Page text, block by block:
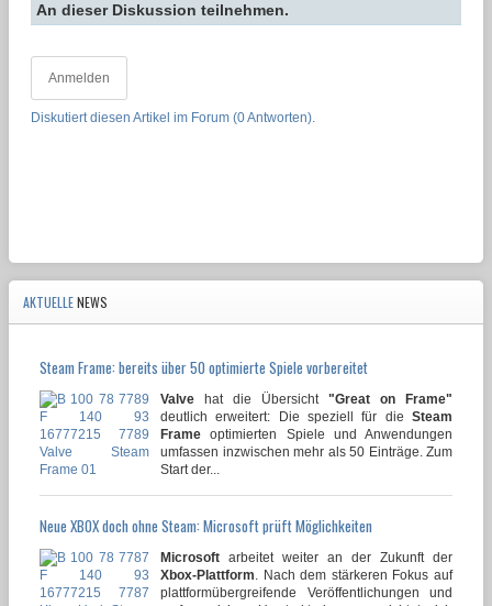
An dieser Diskussion teilnehmen.
Anmelden
Diskutiert diesen Artikel im Forum (0 Antworten).
AKTUELLENEWS
Steam Frame: bereits über 50 optimierte Spiele vorbereitet
Valve hat die Übersicht "Great on Frame"
deutlich erweitert: Die speziell für die Steam
Frame optimierten Spiele und Anwendungen
umfassen inzwischen mehr als 50 Einträge. Zum
Start der...
Neue XBOX doch ohne Steam: Microsoft prüft Möglichkeiten
Microsoft arbeitet weiter an der Zukunft der
Xbox-Plattform. Nach dem stärkeren Fokus auf
plattformübergreifende Veröffentlichungen und